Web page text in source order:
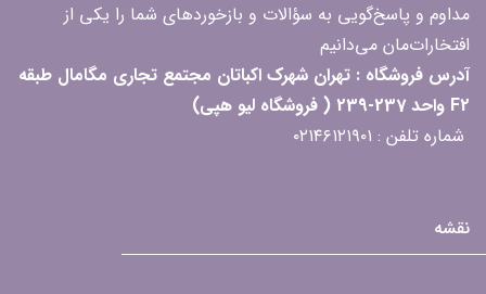
مداوم و پاسخ‌گویی به سؤالات و بازخوردهای شما را یکی از
افتخارات‌مان می‌دانیم
آدرس فروشگاه : تهران شهرک اکباتان مجتمع تجاری مگامال طبقه
F2 واحد 237-239 ( فروشگاه لیو هپی)
شماره تلفن : ۰۲۱۴۶۱۲۱۹۰۱
نقشه